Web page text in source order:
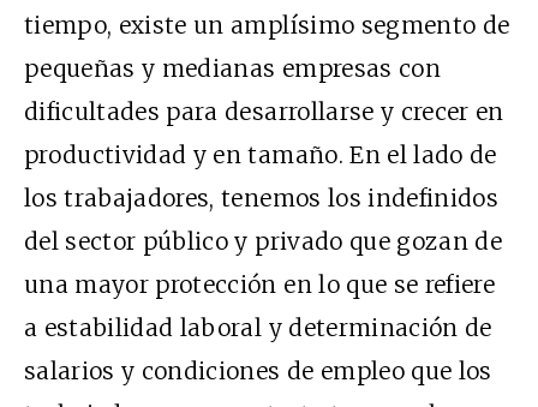
tiempo, existe un amplísimo segmento de
pequeñas y medianas empresas con
dificultades para desarrollarse y crecer en
productividad y en tamaño. En el lado de
los trabajadores, tenemos los indefinidos
del sector público y privado que gozan de
una mayor protección en lo que se refiere
a estabilidad laboral y determinación de
salarios y condiciones de empleo que los